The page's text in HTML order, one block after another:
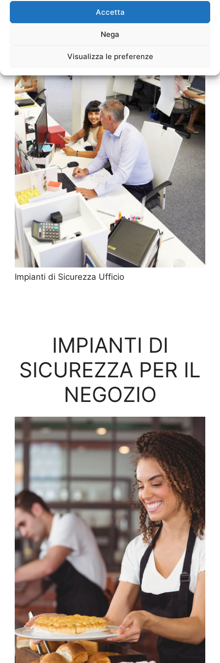
Accetta
Nega
Visualizza le preferenze
Impianti di Sicurezza Ufficio
IMPIANTI DI
SICUREZZA PER IL
NEGOZIO